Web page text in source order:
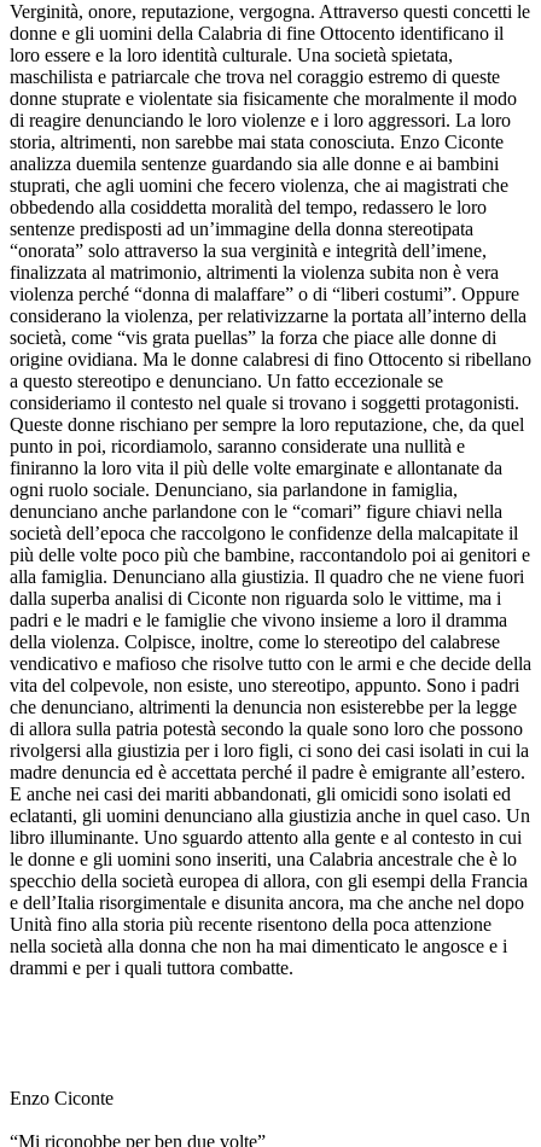
Verginità, onore, reputazione, vergogna. Attraverso questi concetti le
donne e gli uomini della Calabria di fine Ottocento identificano il
loro essere e la loro identità culturale. Una società spietata,
maschilista e patriarcale che trova nel coraggio estremo di queste
donne stuprate e violentate sia fisicamente che moralmente il modo
di reagire denunciando le loro violenze e i loro aggressori. La loro
storia, altrimenti, non sarebbe mai stata conosciuta. Enzo Ciconte
analizza duemila sentenze guardando sia alle donne e ai bambini
stuprati, che agli uomini che fecero violenza, che ai magistrati che
obbedendo alla cosiddetta moralità del tempo, redassero le loro
sentenze predisposti ad un’immagine della donna stereotipata
“onorata” solo attraverso la sua verginità e integrità dell’imene,
finalizzata al matrimonio, altrimenti la violenza subita non è vera
violenza perché “donna di malaffare” o di “liberi costumi”. Oppure
considerano la violenza, per relativizzarne la portata all’interno della
società, come “vis grata puellas” la forza che piace alle donne di
origine ovidiana. Ma le donne calabresi di fino Ottocento si ribellano
a questo stereotipo e denunciano. Un fatto eccezionale se
consideriamo il contesto nel quale si trovano i soggetti protagonisti.
Queste donne rischiano per sempre la loro reputazione, che, da quel
punto in poi, ricordiamolo, saranno considerate una nullità e
finiranno la loro vita il più delle volte emarginate e allontanate da
ogni ruolo sociale. Denunciano, sia parlandone in famiglia,
denunciano anche parlandone con le “comari” figure chiavi nella
società dell’epoca che raccolgono le confidenze della malcapitate il
più delle volte poco più che bambine, raccontandolo poi ai genitori e
alla famiglia. Denunciano alla giustizia. Il quadro che ne viene fuori
dalla superba analisi di Ciconte non riguarda solo le vittime, ma i
padri e le madri e le famiglie che vivono insieme a loro il dramma
della violenza. Colpisce, inoltre, come lo stereotipo del calabrese
vendicativo e mafioso che risolve tutto con le armi e che decide della
vita del colpevole, non esiste, uno stereotipo, appunto. Sono i padri
che denunciano, altrimenti la denuncia non esisterebbe per la legge
di allora sulla patria potestà secondo la quale sono loro che possono
rivolgersi alla giustizia per i loro figli, ci sono dei casi isolati in cui la
madre denuncia ed è accettata perché il padre è emigrante all’estero.
E anche nei casi dei mariti abbandonati, gli omicidi sono isolati ed
eclatanti, gli uomini denunciano alla giustizia anche in quel caso. Un
libro illuminante. Uno sguardo attento alla gente e al contesto in cui
le donne e gli uomini sono inseriti, una Calabria ancestrale che è lo
specchio della società europea di allora, con gli esempi della Francia
e dell’Italia risorgimentale e disunita ancora, ma che anche nel dopo
Unità fino alla storia più recente risentono della poca attenzione
nella società alla donna che non ha mai dimenticato le angosce e i
drammi e per i quali tuttora combatte.
Enzo Ciconte
“Mi riconobbe per ben due volte”